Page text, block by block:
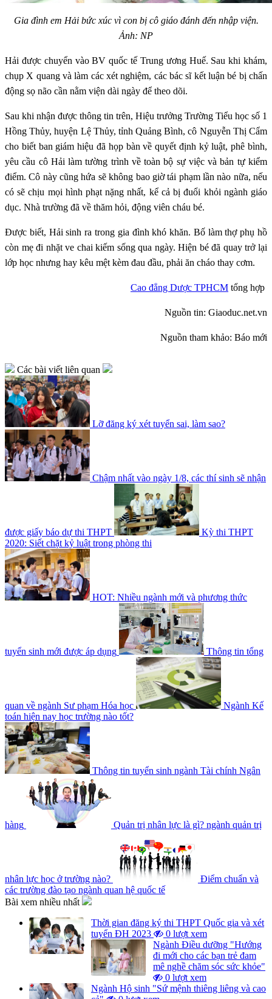
Gia đình em Hải bức xúc vì con bị cô giáo đánh đến nhập viện.
Ảnh: NP
Hải được chuyển vào BV quốc tế Trung ương Huế. Sau khi khám,
chụp X quang và làm các xét nghiệm, các bác sĩ kết luận bé bị chấn
động sọ não cần nằm viện dài ngày để theo dõi.
Sau khi nhận được thông tin trên, Hiệu trưởng Trường Tiểu học số 1
Hồng Thủy, huyện Lệ Thủy, tỉnh Quảng Bình, cô Nguyễn Thị Cẩm
cho biết ban giám hiệu đã họp bàn về quyết định kỷ luật, phê bình,
yêu cầu cô Hải làm tường trình về toàn bộ sự việc và bản tự kiểm
điểm. Cô này cũng hứa sẽ không bao giờ tái phạm lần nào nữa, nếu
có sẽ chịu mọi hình phạt nặng nhất, kể cả bị đuổi khỏi ngành giáo
dục. Nhà trường đã về thăm hỏi, động viên cháu bé.
Được biết, Hải sinh ra trong gia đình khó khăn. Bố làm thợ phụ hồ
còn mẹ đi nhặt ve chai kiếm sống qua ngày. Hiện bé đã quay trở lại
lớp học nhưng hay kêu mệt kèm đau đầu, phải ăn cháo thay cơm.
Cao đẳng Dược TPHCM tổng hợp
Nguồn tin: Giaoduc.net.vn
Nguồn tham khảo: Báo mới
Các bài viết liên quan
Lỡ đăng ký xét tuyển sai, làm sao?
Chậm nhất vào ngày 1/8, các thí sinh sẽ nhận
được giấy báo dự thi THPT
Kỳ thi THPT
2020: Siết chặt kỷ luật trong phòng thi
HOT: Nhiều ngành mới và phương thức
tuyển sinh mới được áp dụng Thông tin tổng
quan về ngành Sư phạm Hóa học
Ngành Kế
toán hiện nay học trường nào tốt?
Thông tin tuyển sinh ngành Tài chính Ngân
hàng Quản trị nhân lực là gì? ngành quản trị
nhân lực học ở trường nào?
Điểm chuẩn và
các trường đào tạo ngành quan hệ quốc tế
Bài xem nhiều nhất
Thời gian đăng ký thi THPT Quốc gia và xét
tuyển ĐH 2023
0 lượt xem
Ngành Điều dưỡng "Hướng
đi mới cho các bạn trẻ đam
mê nghề chăm sóc sức khỏe"
0 lượt xem
Ngành Hộ sinh "Sứ mệnh thiêng liêng và cao